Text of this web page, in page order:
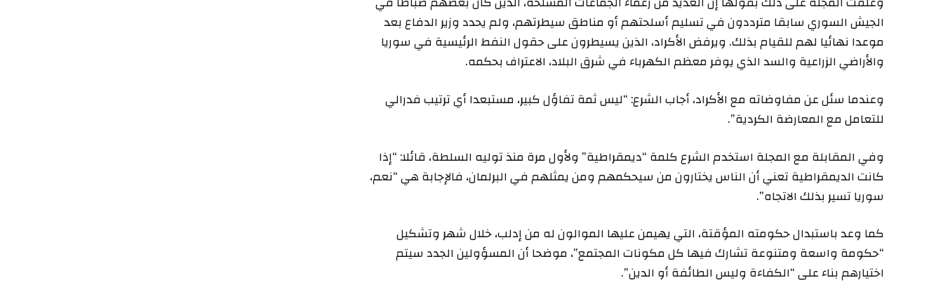
الجيش السوري سابقا مترددون في تسليم أسلحتهم أو مناطق سيطرتهم، ولم يحدد وزير الدفاع بعد
موعدا نهائيا لهم للقيام بذلك. ويرفض الأكراد، الذين يسيطرون على حقول النفط الرئيسية في سوريا
والأراضي الزراعية والسد الذي يوفر معظم الكهرباء في شرق البلاد، الاعتراف بحكمه.
وعندما سئل عن مفاوضاته مع الأكراد، أجاب الشرع: “ليس ثمة تفاؤل كبير، مستبعدا أي ترتيب فدرالي
للتعامل مع المعارضة الكردية”.
وفي المقابلة مع المجلة استخدم الشرع كلمة “ديمقراطية” ولأول مرة منذ توليه السلطة، قائلا: “إذا
كانت الديمقراطية تعني أن الناس يختارون من سيحكمهم ومن يمثلهم في البرلمان، فالإجابة هي “نعم،
سوريا تسير بذلك الاتجاه”.
كما وعد باستبدال حكومته المؤقتة، التي يهيمن عليها الموالون له من إدلب، خلال شهر وتشكيل
“حكومة واسعة ومتنوعة تشارك فيها كل مكونات المجتمع”، موضحا أن المسؤولين الجدد سيتم
اختيارهم بناء على “الكفاءة وليس الطائفة أو الدين”.